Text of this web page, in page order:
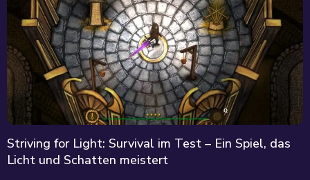
Striving for Light: Survival im Test – Ein Spiel, das
Licht und Schatten meistert